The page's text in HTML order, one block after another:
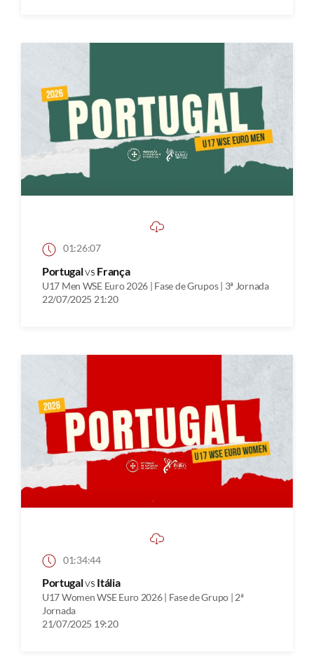
01:26:07
Portugalvs França
U17 Men WSE Euro 2026 | Fase de Grupos | 3ª Jornada
22/07/2025 21:20
01:34:44
Portugalvs Itália
U17 Women WSE Euro 2026 | Fase de Grupo | 2ª
Jornada
21/07/2025 19:20